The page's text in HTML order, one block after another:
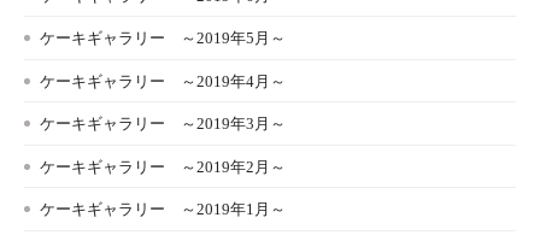
ケーキギャラリー ～2019年5月～
ケーキギャラリー ～2019年4月～
ケーキギャラリー ～2019年3月～
ケーキギャラリー ～2019年2月～
ケーキギャラリー ～2019年1月～